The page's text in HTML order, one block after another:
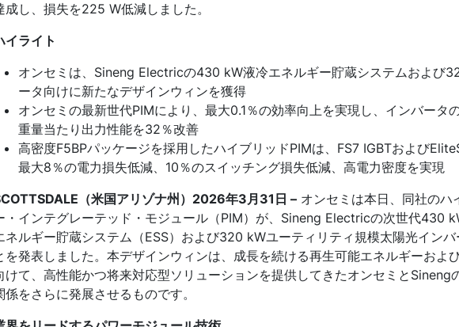
成し、損失を225 W低減しました。
イライト
オンセミは、Sineng Electricの430 kW液冷エネルギー貯蔵システムおよび
ータ向けに新たなデザインウィンを獲得
オンセミの最新世代PIMにより、最大0.1％の効率向上を実現し、インバータ
重量当たり出力性能を32％改善
高密度F5BPパッケージを採用したハイブリッドPIMは、FS7 IGBTおよび
最大8％の電力損失低減、10％のスイッチング損失低減、高電力密度を実現
（米国アリゾナ州）2026年3月31日 – オンセミは本日、同社のハ
・インテグレーテッド・モジュール（PIM）が、Sineng Electricの次世代430
ネルギー貯蔵システム（ESS）および320 kWユーティリティ規模太陽光インバ
を発表しました。本デザインウィンは、成長を続ける再生可能エネルギーおよ
けて、高性能かつ将来対応型ソリューションを提供してきたオンセミとSineng
係をさらに発展させるものです。